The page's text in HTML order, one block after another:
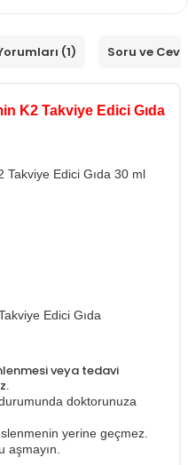
(1) Soru ve
K2 Takviye Edici Gıda
Takviye Edici Gıda 30 ml
Edici Gıda
veya tedavi
doktorunuza
yerine geçmez.
aşmayın.